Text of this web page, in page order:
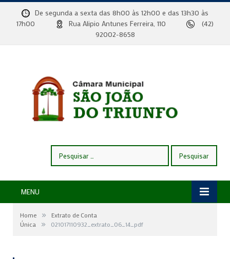
De segunda a sexta das 8h00 às 12h00 e das 13h30 às
17h00
Rua Alipio Antunes Ferreira, 110
(42)
92002-8658
por:
MENU
Home »
Extrato de Conta
Única
» 021017110932_extrato_06_14_pdf